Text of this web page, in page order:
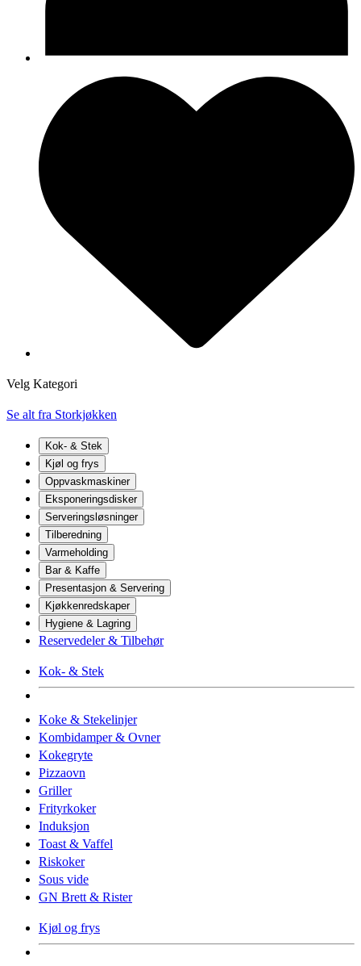
Velg Kategori
Se alt fra Storkjøkken
Kok- & Stek
Kjøl og frys
Oppvaskmaskiner
Eksponeringsdisker
Serveringsløsninger
Tilberedning
Varmeholding
Bar & Kaffe
Presentasjon & Servering
Kjøkkenredskaper
Hygiene & Lagring
Reservedeler & Tilbehør
Kok- & Stek
Koke & Stekelinjer
Kombidamper & Ovner
Kokegryte
Pizzaovn
Griller
Frityrkoker
Induksjon
Toast & Vaffel
Riskoker
Sous vide
GN Brett & Rister
Kjøl og frys